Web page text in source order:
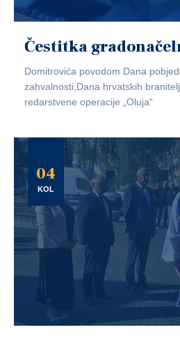
Čestitka
Domitrovića povodom Dana
zahvalnosti,Dana hrvatskih
redarstvene operacije „Oluja“
04
KOL